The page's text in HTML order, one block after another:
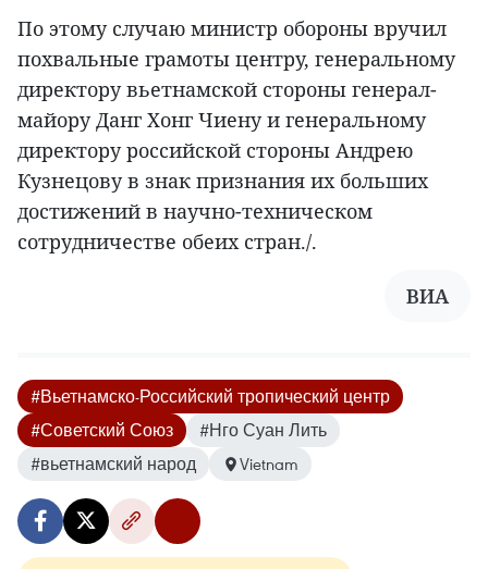
По этому случаю министр обороны вручил
похвальные грамоты центру, генеральному
директору вьетнамской стороны генерал-
майору Данг Хонг Чиену и генеральному
директору российской стороны Андрею
Кузнецову в знак признания их больших
достижений в научно-техническом
сотрудничестве обеих стран./.
ВИА
#Вьетнамско-Российский тропический центр
#Советский Союз
#Нго Суан Лить
#вьетнамский народ
Vietnam